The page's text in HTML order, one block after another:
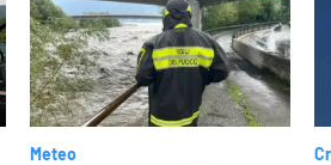
Meteo